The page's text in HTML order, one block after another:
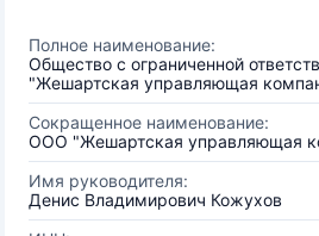
Полное наименование:
Общество с ограниченной
"Жешартская управляющая
Сокращенное наименование:
ООО "Жешартская управляющая
Имя руководителя:
Денис Владимирович Кожухов